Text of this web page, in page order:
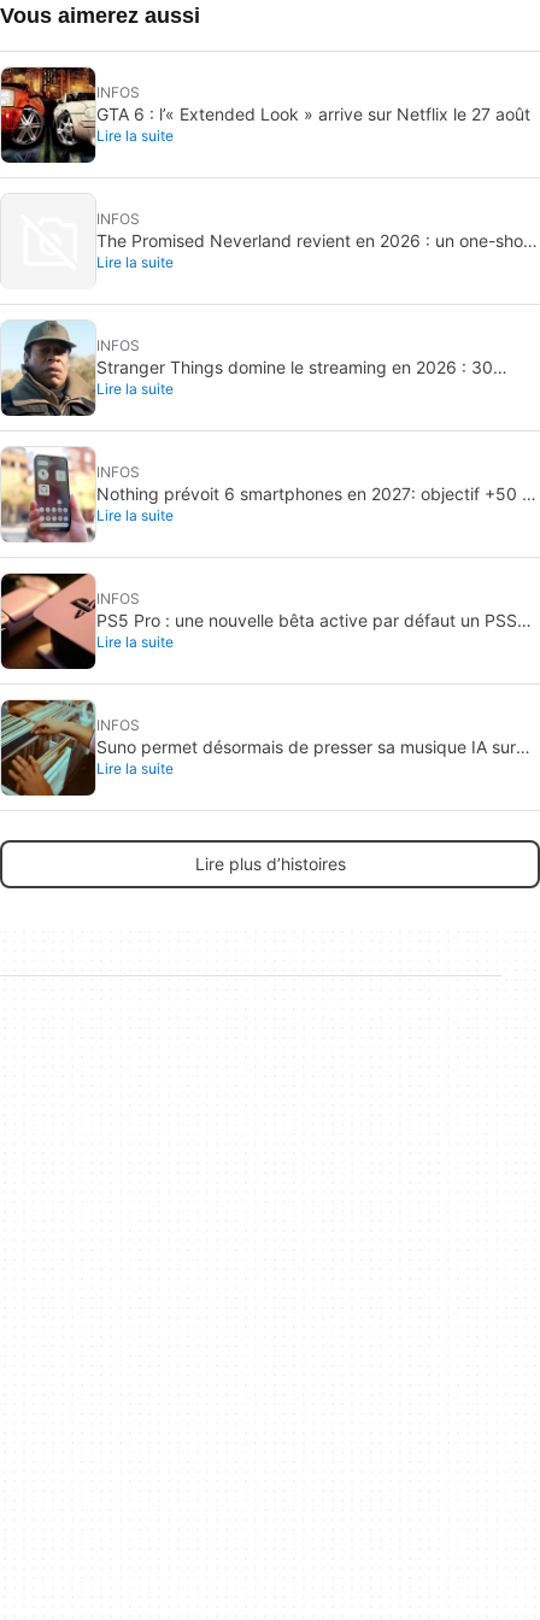
Vous aimerez aussi
INFOS
GTA 6 : l’« Extended Look » arrive sur Netflix le 27 août
Lire la suite
INFOS
The Promised Neverland revient en 2026 : un one-shot
inédit
Lire la suite
INFOS
Stranger Things domine le streaming en 2026 : 30
milliards de minutes vues
Lire la suite
INFOS
Nothing prévoit 6 smartphones en 2027: objectif +50 %
de livraisons
Lire la suite
INFOS
PS5 Pro : une nouvelle bêta active par défaut un PSSR
amélioré
Lire la suite
INFOS
Suno permet désormais de presser sa musique IA sur
vinyle
Lire la suite
Lire plus d’histoires